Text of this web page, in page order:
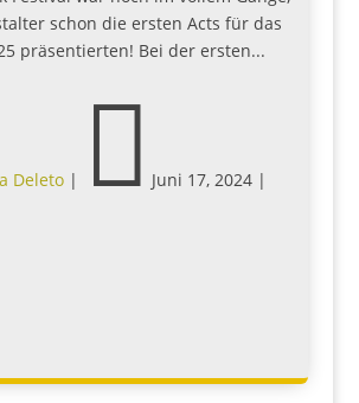
schon die ersten Acts für das
präsentierten! Bei der ersten...
Deleto|  Juni 17, 2024|